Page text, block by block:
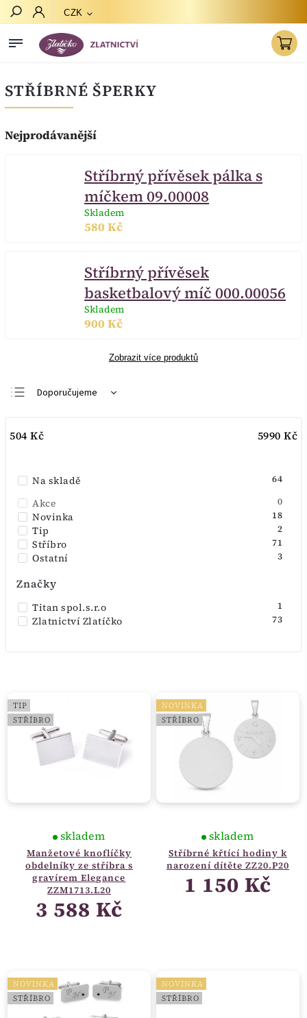
CZK
STŘÍBRNÉ ŠPERKY
Nejprodávanější
Stříbrný přívěsek pálka s
míčkem 09.00008
Skladem
580 Kč
Stříbrný přívěsek
basketbalový míč 000.00056
Skladem
900 Kč
Zobrazit více produktů
Doporučujeme
Nejdražší
Abecedně
504 Kč 5990 Kč
Na skladě 64
Akce 0
Novinka 18
Tip 2
Stříbro 71
Ostatní 3
Značky
Titan spol.s.r.o 1
Zlatnictví Zlatíčko 73
TIP
STŘÍBRO
Manžetové knoflíčky
obdelníky ze stříbra s
gravírem Elegance
ZZM1713.L20
skladem
3 588 Kč
NOVINKA
STŘÍBRO
Stříbrné křtící hodiny k
narození dítěte ZZ20.P20
skladem
1 150 Kč
NOVINKA
STŘÍBRO
NOVINKA
STŘÍBRO